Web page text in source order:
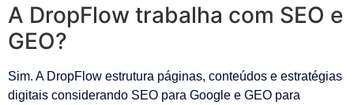
A DropFlow trabalha com SEO e
GEO?
Sim. A DropFlow estrutura páginas, conteúdos e estratégias
digitais considerando SEO para Google e GEO para